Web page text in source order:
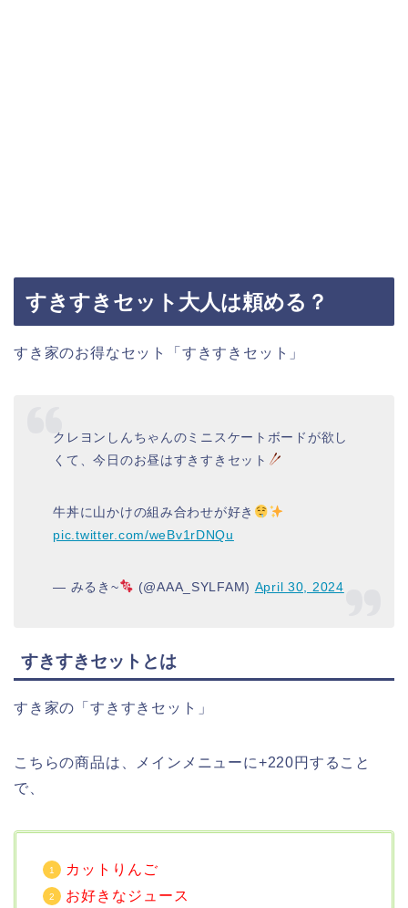
すきすきセット大人は頼める？
すき家のお得なセット「すきすきセット」
クレヨンしんちゃんのミニスケートボードが欲し
くて、今日のお昼はすきすきセット
牛丼に山かけの組み合わせが好き
pic.twitter.com/weBv1rDNQu
— みるき~ (@AAA_SYLFAM) April 30, 2024
すきすきセットとは
すき家の「すきすきセット」
こちらの商品は、メインメニューに+220円すること
で、
カットりんご
お好きなジュース